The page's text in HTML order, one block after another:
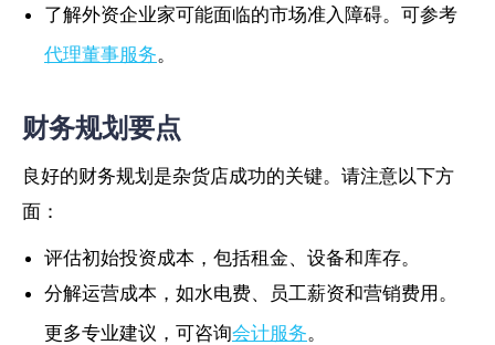
了解外资企业家可能面临的市场准入障碍。可参考
代理董事服务。
财务规划要点
良好的财务规划是杂货店成功的关键。请注意以下方
面：
评估初始投资成本，包括租金、设备和库存。
分解运营成本，如水电费、员工薪资和营销费用。
更多专业建议，可咨询会计服务。